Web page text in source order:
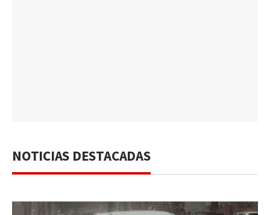
NOTICIAS DESTACADAS